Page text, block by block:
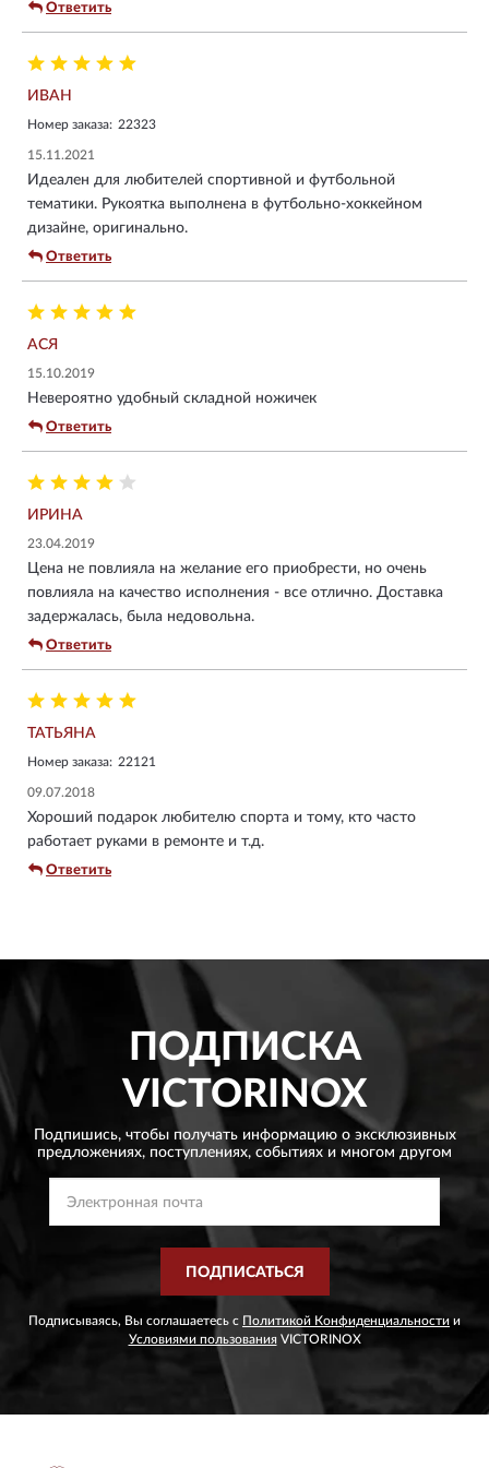
Ответить
ИВАН
Номер заказа: 22323
15.11.2021
Идеален для любителей спортивной и футбольной
тематики. Рукоятка выполнена в футбольно-хоккейном
дизайне, оригинально.
Ответить
АСЯ
15.10.2019
Невероятно удобный складной ножичек
Ответить
ИРИНА
23.04.2019
Цена не повлияла на желание его приобрести, но очень
повлияла на качество исполнения - все отлично. Доставка
задержалась, была недовольна.
Ответить
ТАТЬЯНА
Номер заказа: 22121
09.07.2018
Хороший подарок любителю спорта и тому, кто часто
работает руками в ремонте и т.д.
Ответить
ПОДПИСКА
VICTORINOX
Подпишись, чтобы получать информацию о эксклюзивных
предложениях, поступлениях, событиях и многом другом
ПОДПИСАТЬСЯ
Подписываясь, Вы соглашаетесь с Политикой Конфиденциальности и
Условиями пользованияVICTORINOX